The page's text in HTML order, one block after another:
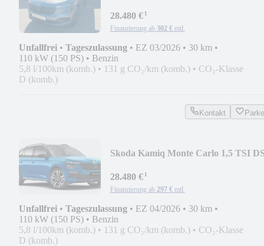
28.480 €¹
Finanzierung ab 302 € mtl.
Unfallfrei • Tageszulassung • EZ 03/2026 • 30 km •
110 kW (150 PS) • Benzin
5,8 l/100km (komb.) • 131 g CO₂/km (komb.) • CO₂-Klasse
D (komb.)
Kontakt
Skoda Kamiq Monte Carlo 1,5 TSI
28.480 €¹
Finanzierung ab 297 € mtl.
Unfallfrei • Tageszulassung • EZ 04/2026 • 30 km •
110 kW (150 PS) • Benzin
5,8 l/100km (komb.) • 131 g CO₂/km (komb.) • CO₂-Klasse
D (komb.)